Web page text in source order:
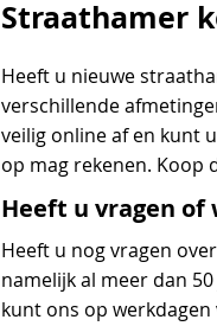
Straathamer
Heeft u nieuwe
verschillende
veilig online af en kunt
op mag rekenen. Koop
Heeft u vragen of
Heeft u nog vragen
namelijk al meer dan
kunt ons op